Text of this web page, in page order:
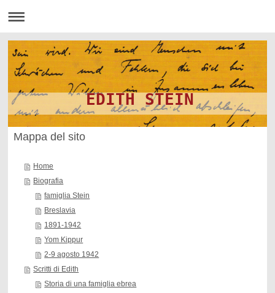
EDITH STEIN
Mappa del sito
Home
Biografia
famiglia Stein
Breslavia
1891-1942
Yom Kippur
2-9 agosto 1942
Scritti di Edith
Storia di una famiglia ebrea